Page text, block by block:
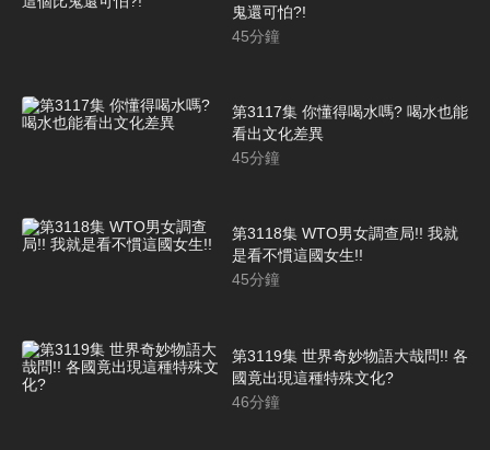
鬼還可怕?!
45分鐘
第3117集 你懂得喝水嗎? 喝水也能
看出文化差異
45分鐘
第3118集 WTO男女調查局!! 我就
是看不慣這國女生!!
45分鐘
第3119集 世界奇妙物語大哉問!! 各
國竟出現這種特殊文化?
46分鐘